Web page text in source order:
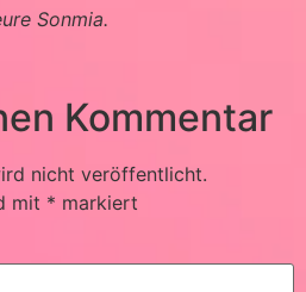
Sonmia.
Kommentar
nicht veröffentlicht.
mit * markiert